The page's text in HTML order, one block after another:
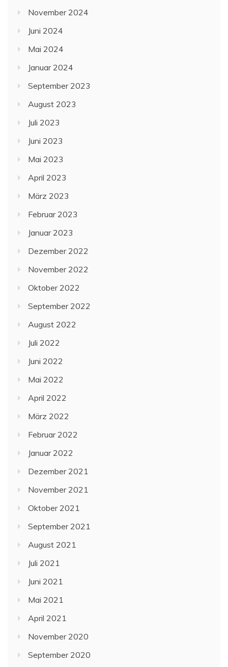
November 2024
Juni 2024
Mai 2024
Januar 2024
September 2023
August 2023
Juli 2023
Juni 2023
Mai 2023
April 2023
März 2023
Februar 2023
Januar 2023
Dezember 2022
November 2022
Oktober 2022
September 2022
August 2022
Juli 2022
Juni 2022
Mai 2022
April 2022
März 2022
Februar 2022
Januar 2022
Dezember 2021
November 2021
Oktober 2021
September 2021
August 2021
Juli 2021
Juni 2021
Mai 2021
April 2021
November 2020
September 2020